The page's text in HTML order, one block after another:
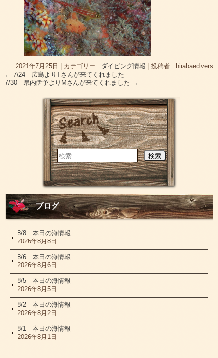
2021年7月25日 カテゴリー : ダイビング情報
投稿者 : hirabaedivers
← 7/24 広島よりTさんが来てくれました
7/30 県内伊予よりMさんが来てくれました →
ブログ
8/8 本日の海情報
2026年8月8日
8/6 本日の海情報
2026年8月6日
8/5 本日の海情報
2026年8月5日
8/2 本日の海情報
2026年8月2日
8/1 本日の海情報
2026年8月1日